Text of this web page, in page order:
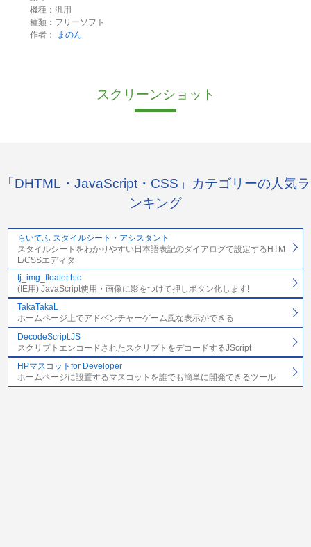
機種：汎用
種類：フリーソフト
作者：
まのん
スクリーンショット
「DHTML・JavaScript・CSS」カテゴリーの人気ラ
ンキング
らいてふ スタイルシート・アシスタント
スタイルシートをわかりやすい日本語表記のダイアログで設定するHTM
L/CSSエディタ
tj_img_floater.htc
(IE用) JavaScript使用・画像に影をつけて押しボタン化します!
TakaTakaL
ホームページ上でアドベンチャーゲーム風な表示ができる
DecodeScript.JS
スクリプトエンコードされたスクリプトをデコードするJScript
HPマスコットfor Developer
ホームページに設置するマスコットを誰でも簡単に開発できるツール